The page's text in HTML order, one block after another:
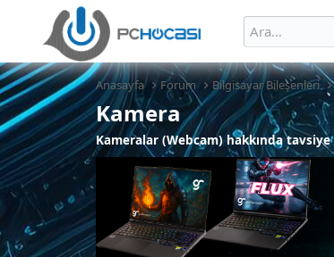
Anasayfa Forum Bilgisayar Bileşenleri
Kamera
Kameralar (Webcam) hakkında